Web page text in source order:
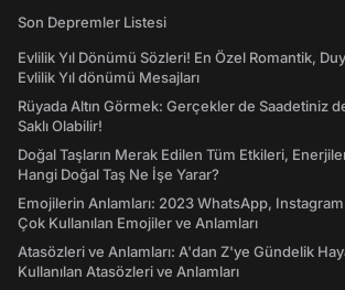
Son Depremler Listesi
Evlilik Yıl Dönümü Sözleri! En Özel Romantik,
Evlilik Yıl dönümü Mesajları
Rüyada Altın Görmek: Gerçekler de Saadetiniz
Saklı Olabilir!
Doğal Taşların Merak Edilen Tüm Etkileri,
Hangi Doğal Taş Ne İşe Yarar?
Emojilerin Anlamları: 2023 WhatsApp,
Çok Kullanılan Emojiler ve Anlamları
Atasözleri ve Anlamları: A'dan Z'ye Gündelik
Kullanılan Atasözleri ve Anlamları